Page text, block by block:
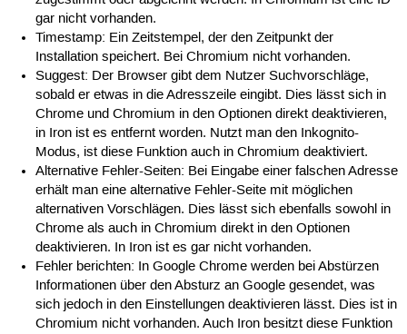
gar nicht vorhanden.
Timestamp: Ein Zeitstempel, der den Zeitpunkt der
Installation speichert. Bei Chromium nicht vorhanden.
Suggest: Der Browser gibt dem Nutzer Suchvorschläge,
sobald er etwas in die Adresszeile eingibt. Dies lässt sich in
Chrome und Chromium in den Optionen direkt deaktivieren,
in Iron ist es entfernt worden. Nutzt man den Inkognito-
Modus, ist diese Funktion auch in Chromium deaktiviert.
Alternative Fehler-Seiten: Bei Eingabe einer falschen Adresse
erhält man eine alternative Fehler-Seite mit möglichen
alternativen Vorschlägen. Dies lässt sich ebenfalls sowohl in
Chrome als auch in Chromium direkt in den Optionen
deaktivieren. In Iron ist es gar nicht vorhanden.
Fehler berichten: In Google Chrome werden bei Abstürzen
Informationen über den Absturz an Google gesendet, was
sich jedoch in den Einstellungen deaktivieren lässt. Dies ist in
Chromium nicht vorhanden. Auch Iron besitzt diese Funktion